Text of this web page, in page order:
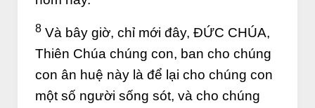
8 Và bây giờ, chỉ mới đây, ĐỨC CHÚA,
Thiên Chúa chúng con, ban cho chúng
con ân huệ này là để lại cho chúng con
một số người sống sót, và cho chúng